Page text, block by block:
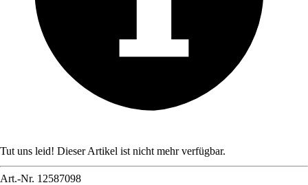
Tut uns leid! Dieser Artikel ist nicht mehr verfügbar.
Art.-Nr. 12587098